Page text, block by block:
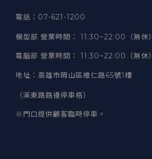
電話：07-621-1200
模型部 營業時間 ： 11:30~22:00（無休）
電腦部 營業時間 ： 11:30~22:00（無休）
地址 ： 高雄市岡山區維仁路65號1樓
（溪東路路邊停車格）
※門口提供顧客臨時停車。